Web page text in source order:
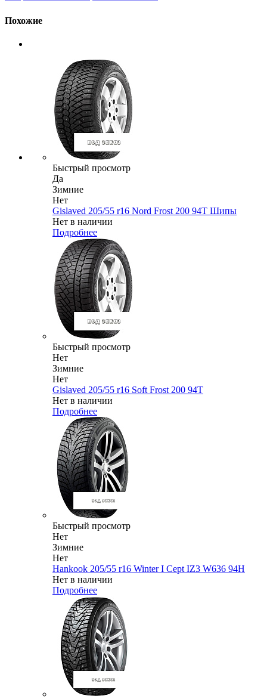
Похожие
Быстрый просмотр
Да
Зимние
Нет
Gislaved 205/55 r16 Nord Frost 200 94T Шипы
Нет в наличии
Подробнее
Быстрый просмотр
Нет
Зимние
Нет
Gislaved 205/55 r16 Soft Frost 200 94T
Нет в наличии
Подробнее
Быстрый просмотр
Нет
Зимние
Нет
Hankook 205/55 r16 Winter I Cept IZ3 W636 94H
Нет в наличии
Подробнее